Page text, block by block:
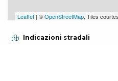
Leaflet | ©OpenStreetMap, Tiles
Indicazioni stradali